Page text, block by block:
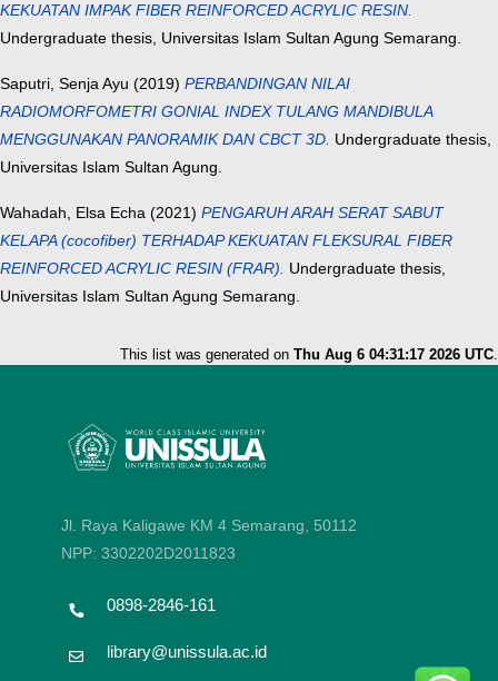
KEKUATAN IMPAK FIBER REINFORCED ACRYLIC RESIN.
Undergraduate thesis, Universitas Islam Sultan Agung Semarang.
Saputri, Senja Ayu (2019) PERBANDINGAN NILAI
RADIOMORFOMETRI GONIAL INDEX TULANG MANDIBULA
MENGGUNAKAN PANORAMIK DAN CBCT 3D. Undergraduate thesis,
Universitas Islam Sultan Agung.
Wahadah, Elsa Echa (2021) PENGARUH ARAH SERAT SABUT
KELAPA (cocofiber) TERHADAP KEKUATAN FLEKSURAL FIBER
REINFORCED ACRYLIC RESIN (FRAR). Undergraduate thesis,
Universitas Islam Sultan Agung Semarang.
This list was generated on Thu Aug 6 04:31:17 2026 UTC.
Jl. Raya Kaligawe KM 4 Semarang, 50112
NPP: 3302202D2011823
0898-2846-161
library@unissula.ac.id